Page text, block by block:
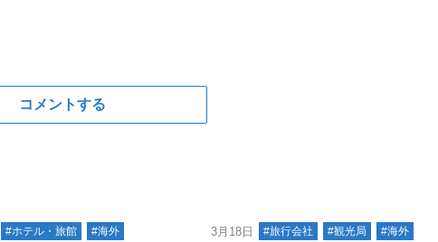
コメントする
#ホテル・旅館
#海外
3月18日 #旅行会社 #観光局
#海外